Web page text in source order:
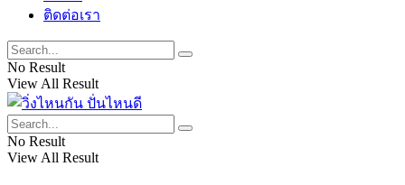
ติดต่อเรา
No Result
View All Result
No Result
View All Result